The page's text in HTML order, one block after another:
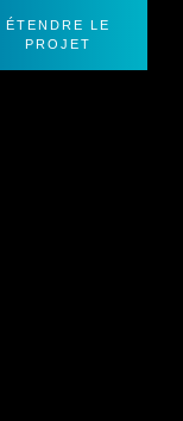
ÉTENDRE LE
PROJET